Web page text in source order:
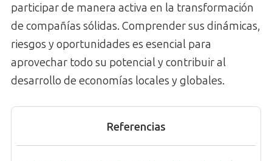
participar de manera activa en la transformación
de compañías sólidas. Comprender sus dinámicas,
riesgos y oportunidades es esencial para
aprovechar todo su potencial y contribuir al
desarrollo de economías locales y globales.
Referencias